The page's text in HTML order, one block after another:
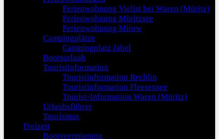
Ferienwohnung Vielist bei Waren (Müritz)
Ferienwohnung Müritzsee
Ferienwohnung Mirow
Campingplätze
Campingplatz Jabel
Bootsurlaub
Touristinformation
Touristinformation Rechlin
Touristinformation Fleesensee
Tourist-Information Waren (Müritz)
Urlaubsführer
Tourismus
Freizeit
Bootsvermietung